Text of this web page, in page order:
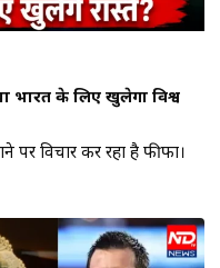
भारत के लिए खुलेगा विश्व
पर विचार कर रहा है फीफा।